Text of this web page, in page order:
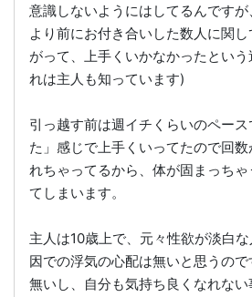
意識しないようにはしてるんです
より前にお付き合いした数人に関
がって、上手くいかなかったとい
れは主人も知っています)
引っ越す前は週イチくらいのペー
た」感じで上手くいってたので回
れちゃってるから、体が固まっちゃ
てしまいます。
主人は10歳上で、元々性欲が淡白
因での浮気の心配は無いと思うの
無いし、自分も気持ち良くなれな